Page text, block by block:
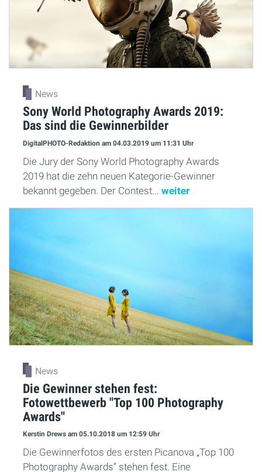
News
Sony World Photography Awards 2019:
Das sind die Gewinnerbilder
DigitalPHOTO-Redaktion am 04.03.2019 um 11:31 Uhr
Die Jury der Sony World Photography Awards
2019 hat die zehn neuen Kategorie-Gewinner
bekannt gegeben. Der Contest... weiter
News
Die Gewinner stehen fest:
Fotowettbewerb "Top 100 Photography
Awards"
Kerstin Drews am 05.10.2018 um 12:59 Uhr
Die Gewinnerfotos des ersten Picanova „Top 100
Photography Awards“ stehen fest. Eine